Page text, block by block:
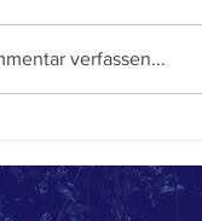
verfassen...